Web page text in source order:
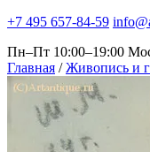
+7 495 657-84-59
Пн–Пт 10:00–19:00
Главная / Живопись и